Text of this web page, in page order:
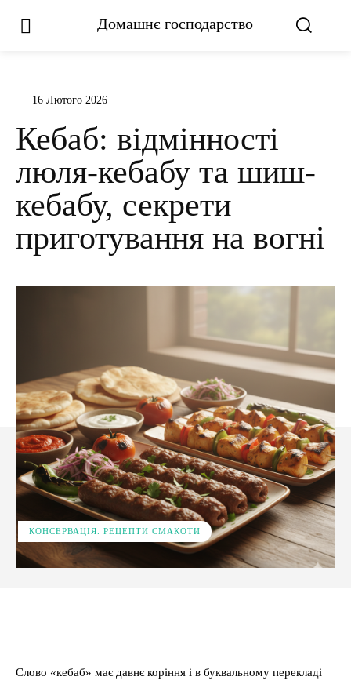
Домашнє господарство
16 Лютого 2026
Кебаб: відмінності
люля-кебабу та шиш-
кебабу, секрети
приготування на вогні
КОНСЕРВАЦІЯ. РЕЦЕПТИ СМАКОТИ
Слово «кебаб» має давнє коріння і в буквальному перекладі